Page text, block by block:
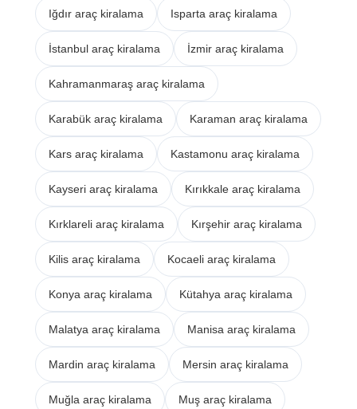
Iğdır araç kiralama Isparta araç kiralama
İstanbul araç kiralama İzmir araç kiralama
Kahramanmaraş araç kiralama
Karabük araç kiralama Karaman araç kiralama
Kars araç kiralama Kastamonu araç kiralama
Kayseri araç kiralama Kırıkkale araç kiralama
Kırklareli araç kiralama Kırşehir araç kiralama
Kilis araç kiralama Kocaeli araç kiralama
Konya araç kiralama Kütahya araç kiralama
Malatya araç kiralama Manisa araç kiralama
Mardin araç kiralama Mersin araç kiralama
Muğla araç kiralama Muş araç kiralama